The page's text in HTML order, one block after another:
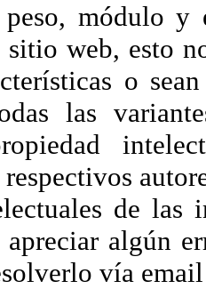
módulo y
web, esto
o
las
respectivos
de las
apreciar algún
vía